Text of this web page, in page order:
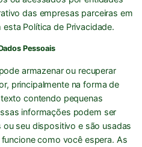
das empresas parceiras em
Política de Privacidade.
Pessoais
armazenar ou recuperar
principalmente na forma de
contendo pequenas
informações podem ser
seu dispositivo e são usadas
como você espera. As